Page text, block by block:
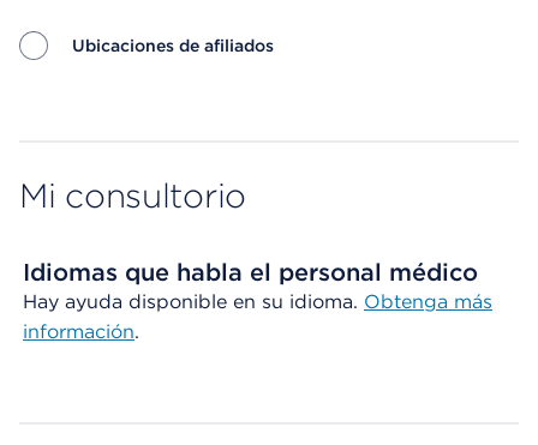
Ubicaciones de afiliados
Mi consultorio
Idiomas que habla el personal médico
Hay ayuda disponible en su idioma. Obtenga más
información.